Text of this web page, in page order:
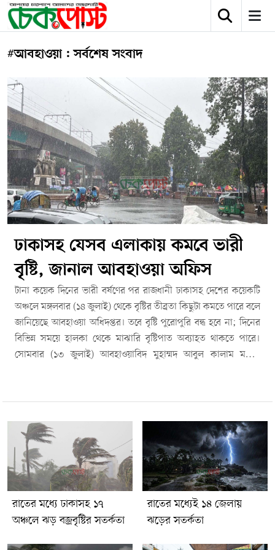
#আবহাওয়া : সর্বশেষ সংবাদ
ঢাকাসহ যেসব এলাকায় কমবে ভারী
বৃষ্টি, জানাল আবহাওয়া অফিস
টানা কয়েক দিনের ভারী বর্ষণের পর রাজধানী ঢাকাসহ দেশের কয়েকটি
অঞ্চলে মঙ্গলবার (১৪ জুলাই) থেকে বৃষ্টির তীব্রতা কিছুটা কমতে পারে বলে
জানিয়েছে আবহাওয়া অধিদপ্তর। তবে বৃষ্টি পুরোপুরি বন্ধ হবে না; দিনের
বিভিন্ন সময়ে হালকা থেকে মাঝারি বৃষ্টিপাত অব্যাহত থাকতে পারে।
সোমবার (১৩ জুলাই) আবহাওয়াবিদ মুহাম্মদ আবুল কালাম মল্লিক
ফরিদপুর, পাশাপাশি বরিশাল ও চট্টগ্রাম বিভাগের বিভিন্ন এলাকাতেও
ভারী বৃষ্টির প্রবণতা হ্রাস পেতে পারে।তিনি বলেন, বৃষ্টির তীব্রতা কমার
অর্থ বৃষ্টি সম্পূর্ণ বন্ধ হয়ে যাওয়া নয়। বর্তমানে যে অতি ভারী বর্ষণ হচ্ছে,
তার পরিমাণ কমতে পারে। তবে এক-দুই দফা বৃষ্টিপাত চলতে থাকবে।
আবহাওয়া অধিদপ্তরের তথ্য অনুযায়ী, রাজধানী ঢাকায় গত রোববার
সকাল ৬টা থেকে সোমবার সকাল ৯টা পর্যন্ত ২৭ ঘণ্টায় ১১০ মিলিমিটার
বৃষ্টিপাত রেকর্ড করা হয়েছে। এদিকে সোমবার দেশের ছয় বিভাগে পরবর্তী
২৪ ঘণ্টার জন্য ভারী থেকে অতি ভারী বৃষ্টির সতর্কতা জারি করা হয়েছে।
দুপুরের পর থেকেই ঢাকার আকাশ কিছুটা পরিষ্কার হতে শুরু করেছে।
আবহাওয়াবিদদের ধারণা, মঙ্গলবার রাজধানীতে স্বল্প সময়ের জন্য রোদের
রাতের মধ্যে ঢাকাসহ ১৭
অঞ্চলে ঝড় বজ্রবৃষ্টির সতর্কতা
রাতের মধ্যেই ১৪ জেলায়
ঝড়ের সতর্কতা